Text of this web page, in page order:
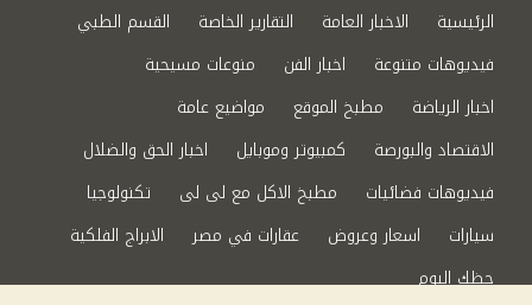
الرئيسية الاخبار العامة التقارير الخاصة
القسم الطبي
فيديوهات متنوعة
اخبار الفن
منوعات مسيحية
اخبار الرياضة
مطبخ الموقع
مواضيع عامة
الاقتصاد والبورصة
كمبيوتر وموبايل
اخبار الحق والضلال
فيديوهات فضائيات
مطبخ الاكل مع لى لى
تكنولوجيا
سيارات
اسعار وعروض عقارات في مصر
الابراج الفلكية
حظك اليوم